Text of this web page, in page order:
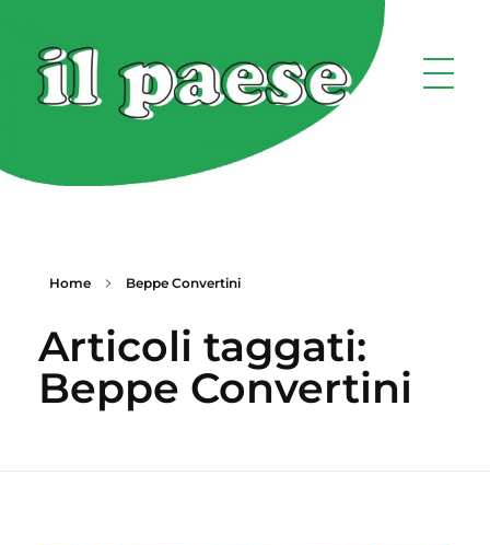
Home Beppe Convertini
Articoli taggati:
Beppe Convertini